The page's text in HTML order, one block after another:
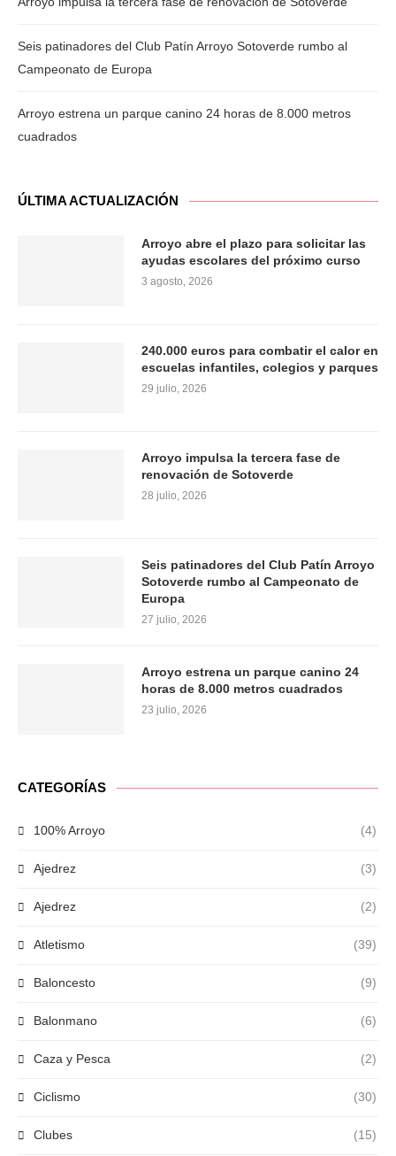
Seis patinadores del Club Patín Arroyo Sotoverde rumbo al
Campeonato de Europa
Arroyo estrena un parque canino 24 horas de 8.000 metros
cuadrados
ÚLTIMA ACTUALIZACIÓN
Arroyo abre el plazo para solicitar las
ayudas escolares del próximo curso
3 agosto, 2026
240.000 euros para combatir el calor en
escuelas infantiles, colegios y parques
29 julio, 2026
Arroyo impulsa la tercera fase de
renovación de Sotoverde
28 julio, 2026
Seis patinadores del Club Patín Arroyo
Sotoverde rumbo al Campeonato de
Europa
27 julio, 2026
Arroyo estrena un parque canino 24
horas de 8.000 metros cuadrados
23 julio, 2026
CATEGORÍAS
100% Arroyo (4)
Ajedrez (3)
Ajedrez (2)
Atletismo (39)
Baloncesto (9)
Balonmano (6)
Caza y Pesca (2)
Ciclismo (30)
Clubes (15)